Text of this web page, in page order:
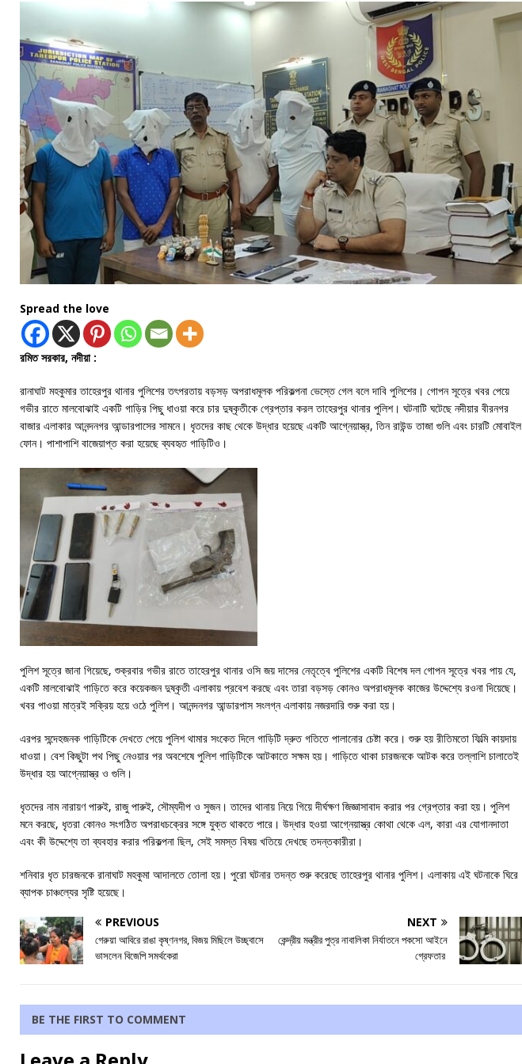
Spread the love
রমিত সরকার, নদীয়া :
রানাঘাট মহকুমার তাহেরপুর থানার পুলিশের তৎপরতায় বড়সড় অপরাধমূলক পরিকল্পনা ভেস্তে গেল বলে দাবি পুলিশের। গোপন সূত্রে খবর পেয়ে
গভীর রাতে মালবোঝাই একটি গাড়ির পিছু ধাওয়া করে চার দুষ্কৃতীকে গ্রেপ্তার করল তাহেরপুর থানার পুলিশ। ঘটনাটি ঘটেছে নদীয়ার বীরনগর
বাজার এলাকার আনন্দনগর আন্ডারপাসের সামনে। ধৃতদের কাছ থেকে উদ্ধার হয়েছে একটি আগ্নেয়াস্ত্র, তিন রাউন্ড তাজা গুলি এবং চারটি মোবাইল
ফোন। পাশাপাশি বাজেয়াপ্ত করা হয়েছে ব্যবহৃত গাড়িটিও।
পুলিশ সূত্রে জানা গিয়েছে, শুক্রবার গভীর রাতে তাহেরপুর থানার ওসি জয় দাসের নেতৃত্বে পুলিশের একটি বিশেষ দল গোপন সূত্রে খবর পায় যে,
একটি মালবোঝাই গাড়িতে করে কয়েকজন দুষ্কৃতী এলাকায় প্রবেশ করছে এবং তারা বড়সড় কোনও অপরাধমূলক কাজের উদ্দেশ্যে রওনা দিয়েছে।
খবর পাওয়া মাত্রই সক্রিয় হয়ে ওঠে পুলিশ। আনন্দনগর আন্ডারপাস সংলগ্ন এলাকায় নজরদারি শুরু করা হয়।
এরপর সন্দেহজনক গাড়িটিকে দেখতে পেয়ে পুলিশ থামার সংকেত দিলে গাড়িটি দ্রুত গতিতে পালানোর চেষ্টা করে। শুরু হয় রীতিমতো ফিল্মি কায়দায়
ধাওয়া। বেশ কিছুটা পথ পিছু নেওয়ার পর অবশেষে পুলিশ গাড়িটিকে আটকাতে সক্ষম হয়। গাড়িতে থাকা চারজনকে আটক করে তল্লাশি চালাতেই
উদ্ধার হয় আগ্নেয়াস্ত্র ও গুলি।
ধৃতদের নাম নারায়ণ পারুই, রাজু পারুই, সৌম্যদীপ ও সুজন। তাদের থানায় নিয়ে গিয়ে দীর্ঘক্ষণ জিজ্ঞাসাবাদ করার পর গ্রেপ্তার করা হয়। পুলিশ
মনে করছে, ধৃতরা কোনও সংগঠিত অপরাধচক্রের সঙ্গে যুক্ত থাকতে পারে। উদ্ধার হওয়া আগ্নেয়াস্ত্র কোথা থেকে এল, কারা এর যোগানদাতা
এবং কী উদ্দেশ্যে তা ব্যবহার করার পরিকল্পনা ছিল, সেই সমস্ত বিষয় খতিয়ে দেখছে তদন্তকারীরা।
শনিবার ধৃত চারজনকে রানাঘাট মহকুমা আদালতে তোলা হয়। পুরো ঘটনার তদন্ত শুরু করেছে তাহেরপুর থানার পুলিশ। এলাকায় এই ঘটনাকে ঘিরে
ব্যাপক চাঞ্চল্যের সৃষ্টি হয়েছে।
PREVIOUS
গেরুয়া আবিরে রাঙা কৃষ্ণনগর, বিজয় মিছিলে উচ্ছ্বাসে
ভাসলেন বিজেপি সমর্থকেরা
NEXT
কেন্দ্রীয় মন্ত্রীর পুত্র নাবালিকা নির্যাতনে পকসো আইনে
গ্রেফতার
BE THE FIRST TO COMMENT